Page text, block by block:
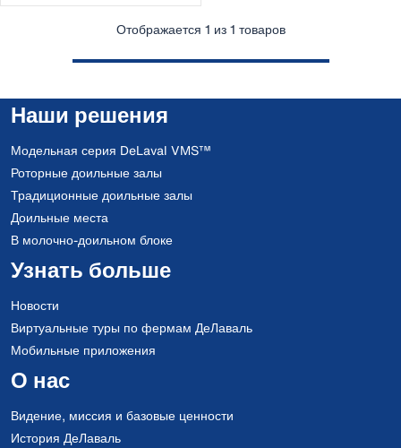
Отображается 1 из 1 товаров
Наши решения
Модельная серия DeLaval VMS™
Роторные доильные залы
Традиционные доильные залы
Доильные места
В молочно-доильном блоке
Узнать больше
Новости
Виртуальные туры по фермам ДеЛаваль
Мобильные приложения
О нас
Видение, миссия и базовые ценности
История ДеЛаваль